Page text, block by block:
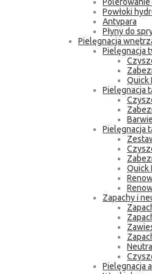
Powłoki
Antypara
Płyny do
Pielęgnacja
Pielęgnacja
Quick
Pielęgnacja
Pielęgnacja
Quick
Zapachy i
Pielęgnacja